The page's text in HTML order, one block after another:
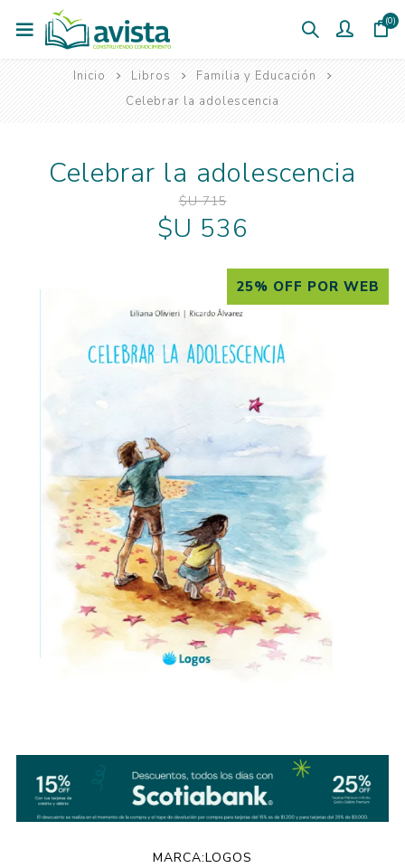
(0)
Inicio Libros
Familia y Educación
Celebrar la adolescencia
25% OFF POR WEB
Celebrar la adolescencia
$U 715
$U 536
MARCA:LOGOS